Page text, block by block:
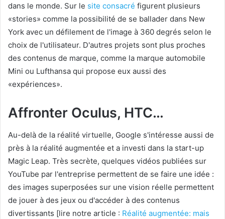
dans le monde. Sur le site consacré figurent plusieurs
«stories» comme la possibilité de se ballader dans New
York avec un défilement de l'image à 360 degrés selon le
choix de l'utilisateur. D'autres projets sont plus proches
des contenus de marque, comme la marque automobile
Mini ou Lufthansa qui propose eux aussi des
«expériences».
Affronter Oculus, HTC…
Au-delà de la réalité virtuelle, Google s'intéresse aussi de
près à la réalité augmentée et a investi dans la start-up
Magic Leap. Très secrète, quelques vidéos publiées sur
YouTube par l'entreprise permettent de se faire une idée :
des images superposées sur une vision réelle permettent
de jouer à des jeux ou d'accéder à des contenus
divertissants [lire notre article : Réalité augmentée: mais